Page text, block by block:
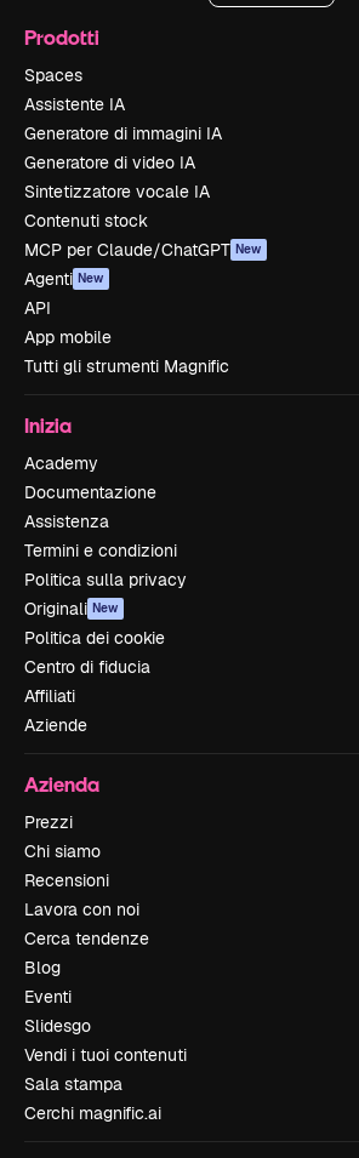
Prodotti
Spaces
Assistente IA
Generatore di immagini IA
Generatore di video IA
Sintetizzatore vocale IA
Contenuti stock
MCP per Claude/ChatGPT New
Agenti New
API
App mobile
Tutti gli strumenti Magnific
Inizia
Academy
Documentazione
Assistenza
Termini e condizioni
Politica sulla privacy
Originali New
Politica dei cookie
Centro di fiducia
Affiliati
Aziende
Azienda
Prezzi
Chi siamo
Recensioni
Lavora con noi
Cerca tendenze
Blog
Eventi
Slidesgo
Vendi i tuoi contenuti
Sala stampa
Cerchi magnific.ai